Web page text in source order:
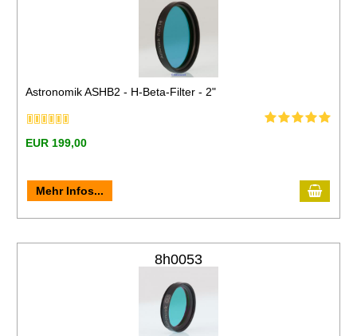
Astronomik ASHB2 - H-Beta-Filter - 2"
EUR 199,00
Mehr Infos...
8h0053